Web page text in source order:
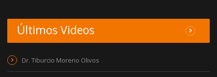
Últimos Videos
Dr. Tiburcio Moreno Olivos